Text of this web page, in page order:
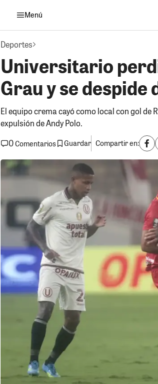
Menú
Deportes
Universitario
Grau y se
El equipo crema cayó como local con gol de
expulsión de Andy Polo.
0Comentarios Guardar Compartir en: